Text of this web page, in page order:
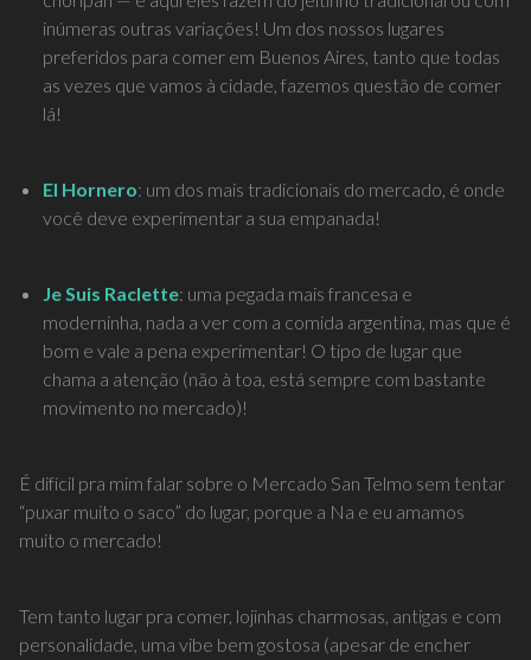
inúmeras outras variações! Um dos nossos lugares
preferidos para comer em Buenos Aires, tanto que todas
as vezes que vamos à cidade, fazemos questão de comer
lá!
El Hornero: um dos mais tradicionais do mercado, é onde
você deve experimentar a sua empanada!
Je Suis Raclette: uma pegada mais francesa e
moderninha, nada a ver com a comida argentina, mas que é
bom e vale a pena experimentar! O tipo de lugar que
chama a atenção (não à toa, está sempre com bastante
movimento no mercado)!
É difícil pra mim falar sobre o Mercado San Telmo sem tentar
“puxar muito o saco” do lugar, porque a Na e eu amamos
muito o mercado!
Tem tanto lugar pra comer, lojinhas charmosas, antigas e com
personalidade, uma vibe bem gostosa (apesar de encher